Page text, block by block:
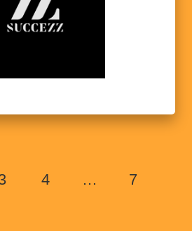
4 … 7